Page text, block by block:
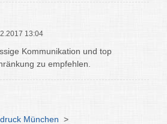
13:04
Kommunikation und top
zu empfehlen.
München >